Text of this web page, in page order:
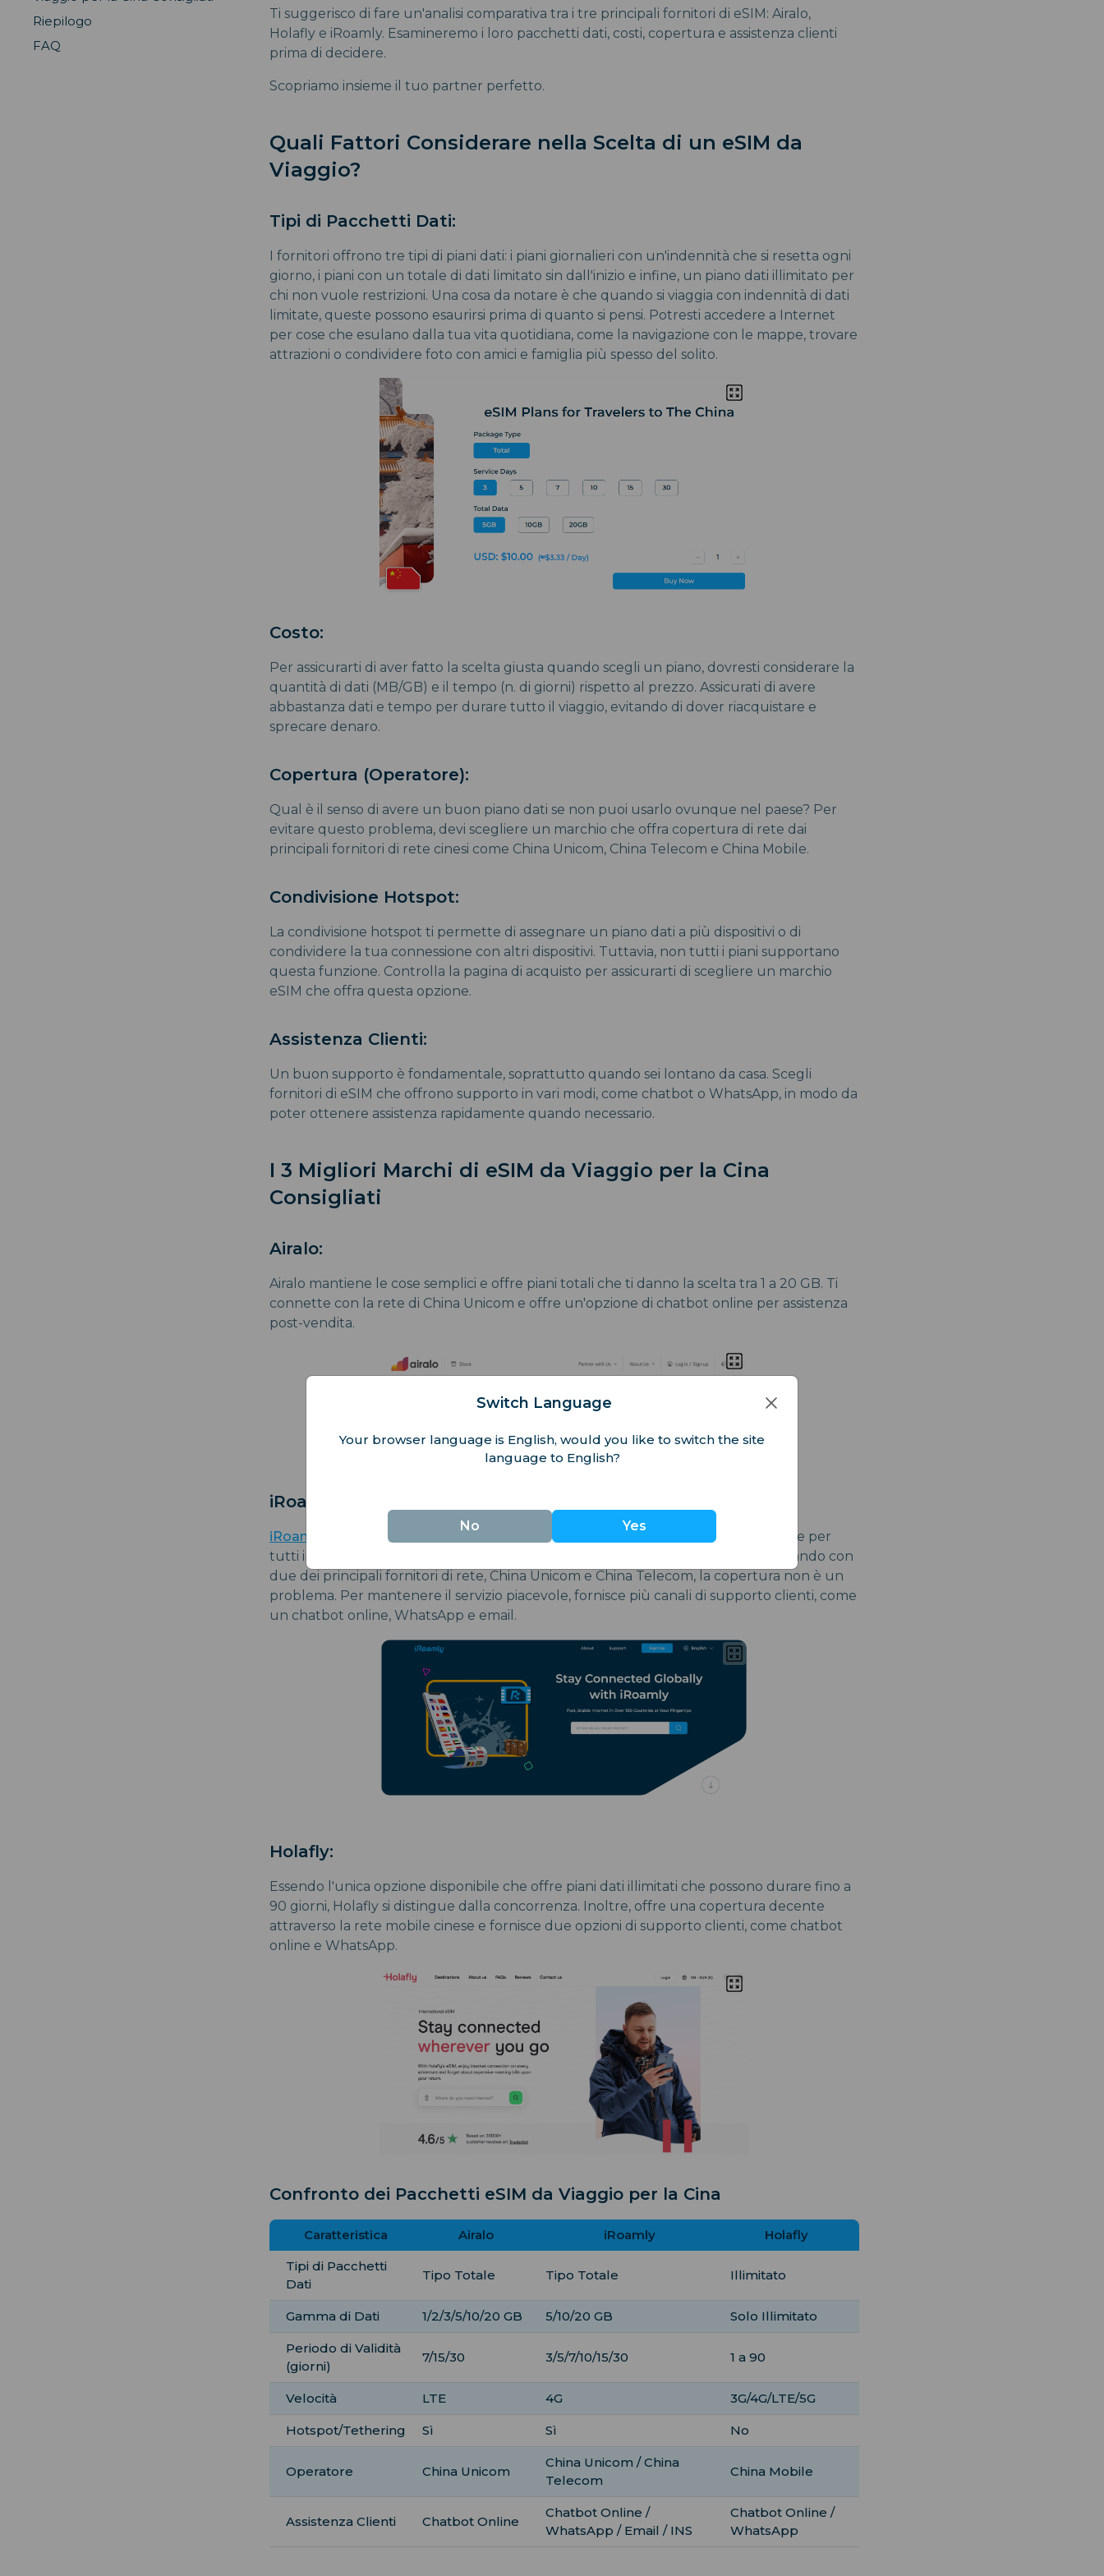
Riepilogo
FAQ
Ti suggerisco di fare un'analisi comparativa tra i tre principali fornitori di eSIM: Airalo,
Holafly e iRoamly. Esamineremo i loro pacchetti dati, costi, copertura e assistenza clienti
prima di decidere.
Scopriamo insieme il tuo partner perfetto.
Quali Fattori Considerare nella Scelta di un eSIM da
Viaggio?
Tipi di Pacchetti Dati:
I fornitori offrono tre tipi di piani dati: i piani giornalieri con un'indennità che si resetta ogni
giorno, i piani con un totale di dati limitato sin dall'inizio e infine, un piano dati illimitato per
chi non vuole restrizioni. Una cosa da notare è che quando si viaggia con indennità di dati
limitate, queste possono esaurirsi prima di quanto si pensi. Potresti accedere a Internet
per cose che esulano dalla tua vita quotidiana, come la navigazione con le mappe, trovare
attrazioni o condividere foto con amici e famiglia più spesso del solito.
Costo:
Per assicurarti di aver fatto la scelta giusta quando scegli un piano, dovresti considerare la
quantità di dati (MB/GB) e il tempo (n. di giorni) rispetto al prezzo. Assicurati di avere
abbastanza dati e tempo per durare tutto il viaggio, evitando di dover riacquistare e
sprecare denaro.
Copertura (Operatore):
Qual è il senso di avere un buon piano dati se non puoi usarlo ovunque nel paese? Per
evitare questo problema, devi scegliere un marchio che offra copertura di rete dai
principali fornitori di rete cinesi come China Unicom, China Telecom e China Mobile.
Condivisione Hotspot:
La condivisione hotspot ti permette di assegnare un piano dati a più dispositivi o di
condividere la tua connessione con altri dispositivi. Tuttavia, non tutti i piani supportano
questa funzione. Controlla la pagina di acquisto per assicurarti di scegliere un marchio
eSIM che offra questa opzione.
Assistenza Clienti:
Un buon supporto è fondamentale, soprattutto quando sei lontano da casa. Scegli
fornitori di eSIM che offrono supporto in vari modi, come chatbot o WhatsApp, in modo da
poter ottenere assistenza rapidamente quando necessario.
I 3 Migliori Marchi di eSIM da Viaggio per la Cina
Consigliati
Airalo:
Airalo mantiene le cose semplici e offre piani totali che ti danno la scelta tra 1 a 20 GB. Ti
connette con la rete di China Unicom e offre un'opzione di chatbot online per assistenza
post-vendita.
iRoamly:
iRoamly
è un marchio che ama offrire più scelte, assicurando che ci sia un'opzione per
tutti insieme alla flessibilità nella quantità di dati e giorni per ogni piano. Collaborando con
due dei principali fornitori di rete, China Unicom e China Telecom, la copertura non è un
problema. Per mantenere il servizio piacevole, fornisce più canali di supporto clienti, come
un chatbot online, WhatsApp e email.
Holafly:
Essendo l'unica opzione disponibile che offre piani dati illimitati che possono durare fino a
90 giorni, Holafly si distingue dalla concorrenza. Inoltre, offre una copertura decente
attraverso la rete mobile cinese e fornisce due opzioni di supporto clienti, come chatbot
online e WhatsApp.
Confronto dei Pacchetti eSIM da Viaggio per la Cina
Caratteristica Airalo iRoamly
Holafly
Tipi di Pacchetti
Dati
Tipo Totale Tipo Totale Illimitato
Gamma di Dati 1/2/3/5/10/20 GB 5/10/20 GB Solo Illimitato
Periodo di Validità
(giorni)
7/15/30 3/5/7/10/15/30 1 a 90
Velocità LTE 4G 3G/4G/LTE/5G
Hotspot/Tethering Sì Sì No
Operatore China Unicom
China Unicom / China
Telecom
China Mobile
Assistenza Clienti Chatbot Online
Chatbot Online /
WhatsApp / Email / INS
Chatbot Online /
WhatsApp
Switch Language
Your browser language is English, would you like to switch the site
language to English?
No Yes